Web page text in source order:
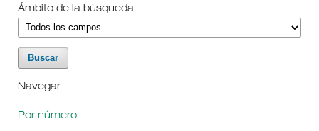
Ámbito de la búsqueda
Navegar
Por número